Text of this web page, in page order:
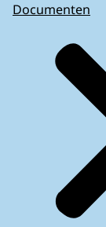
Documenten